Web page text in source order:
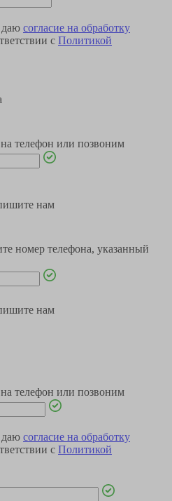
даю согласие на обработку
с Политикой
телефон или позвоним
нам
номер телефона, указанный
нам
телефон или позвоним
даю согласие на обработку
с Политикой